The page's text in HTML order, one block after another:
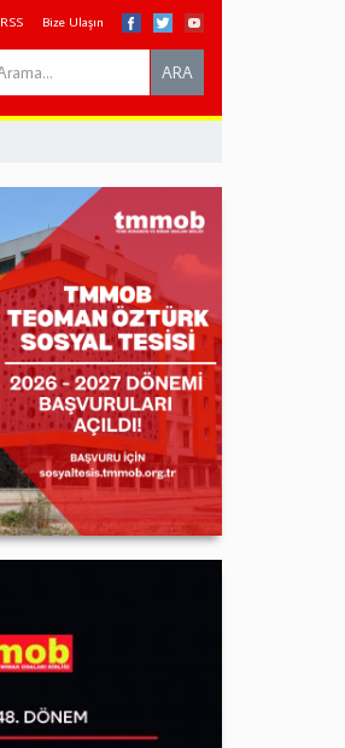
RSS Bize Ulaşın
Search
this
ARA